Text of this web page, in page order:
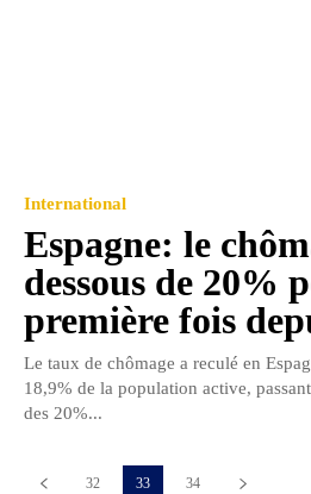
International
Espagne: le
dessous de 20%
première fois
Le taux de chômage a reculé en
18,9% de la population active,
des 20%...
32 33 34